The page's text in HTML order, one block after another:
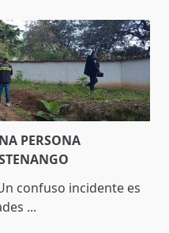
PERSONA
confuso incidente es
...